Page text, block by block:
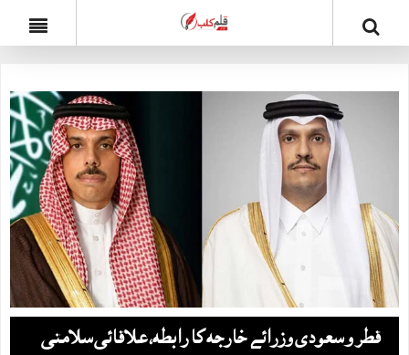
قطر و سعودی وزرائے خارجہ کا رابطہ، علاقائی سلامتی